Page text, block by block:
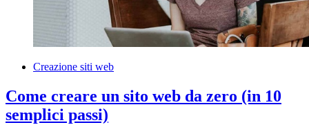
Creazione siti web
Come creare un sito web da zero (in 10
semplici passi)